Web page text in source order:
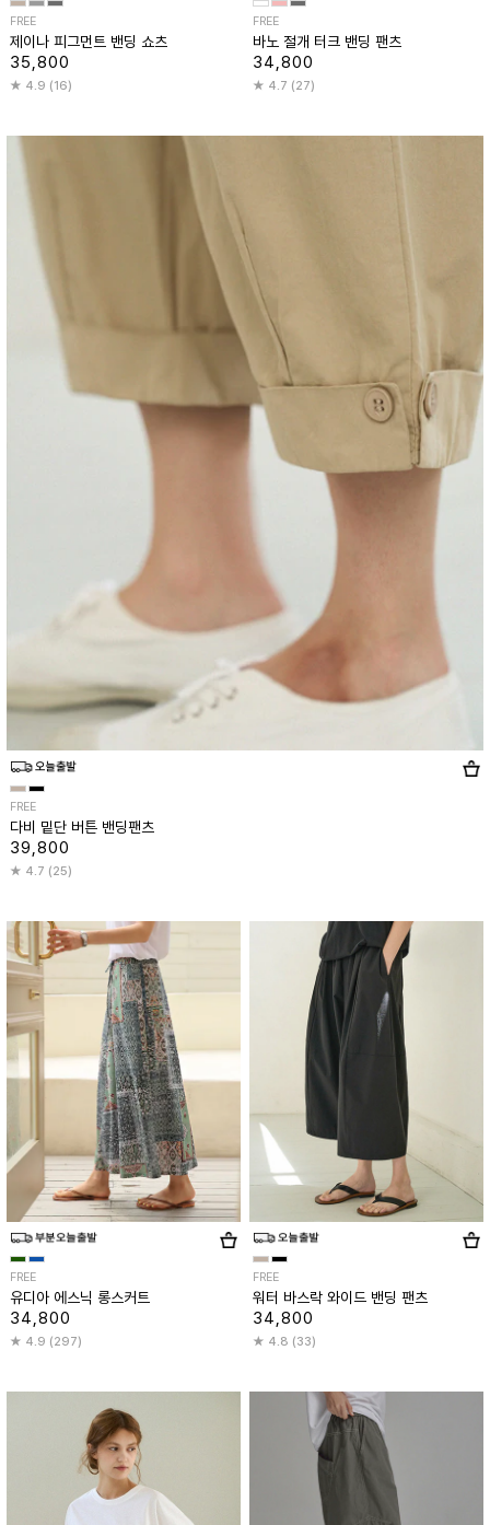
FREE
제이나 피그먼트 밴딩 쇼츠
35,800
4.9 (16)
FREE
바노 절개 터크 밴딩 팬츠
34,800
4.7 (27)
FREE
다비 밑단 버튼 밴딩팬츠
39,800
4.7 (25)
FREE
유디아 에스닉 롱스커트
34,800
4.9 (297)
FREE
워터 바스락 와이드 밴딩 팬츠
34,800
4.8 (33)